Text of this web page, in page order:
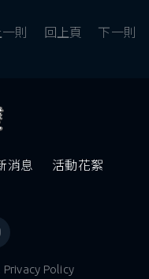
一則 回上頁 下一則
消息
活動花絮
Policy